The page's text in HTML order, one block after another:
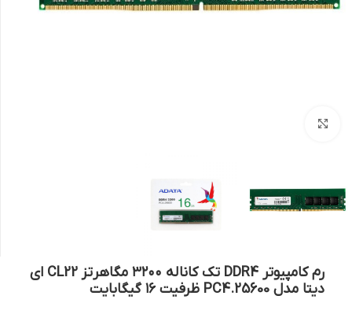
رم کامپیوتر DDR4 تک کاناله ۳۲۰۰ مگاهرتز CL22 ای
دیتا مدل PC4.25600 ظرفیت ۱۶ گیگابایت